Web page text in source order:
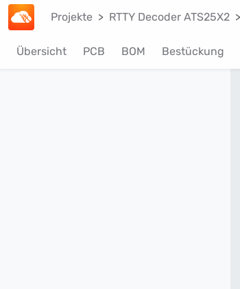
Projekte RTTY Decoder ATS25X2
Übersicht PCB BOM Bestückung